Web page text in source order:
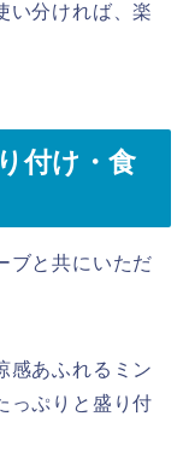
い分ければ、楽
付け・食
ブと共にいただ
感あふれるミン
っぷりと盛り付